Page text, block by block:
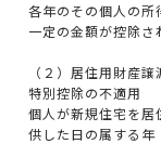
各年のその個人の所
一定の金額が控除さ
（２）居住用財産
特別控除の不適用
個人が新規住宅を居
供した日の属する年